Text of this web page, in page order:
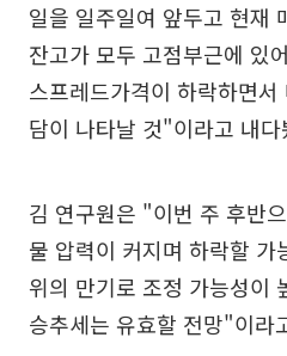
일을 일주일여 앞두고 현재
잔고가 모두 고점부근에 있
스프레드가격이 하락하면
담이 나타날 것"이라고 내다
김 연구원은 "이번 주 후반
물 압력이 커지며 하락할
위의 만기로 조정 가능성이
승추세는 유효할 전망"이라